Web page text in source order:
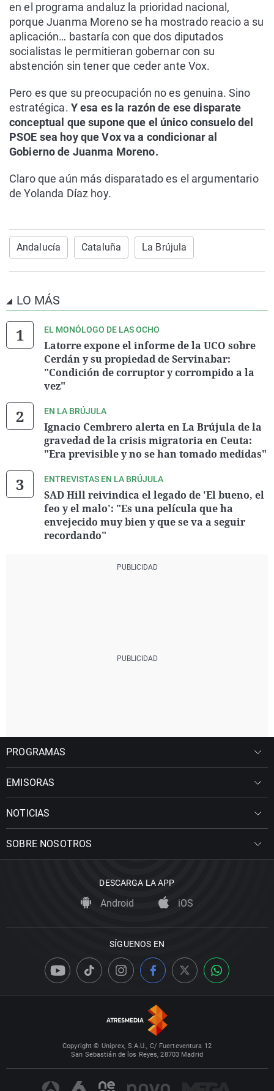
en el programa andaluz la prioridad nacional,
porque Juanma Moreno se ha mostrado reacio a su
aplicación… bastaría con que dos diputados
socialistas le permitieran gobernar con su
abstención sin tener que ceder ante Vox.
Pero es que su preocupación no es genuina. Sino
estratégica. Y esa es la razón de ese disparate
conceptual que supone que el único consuelo del
PSOE sea hoy que Vox va a condicionar al
Gobierno de Juanma Moreno.
Claro que aún más disparatado es el argumentario
de Yolanda Díaz hoy.
Andalucía Cataluña La Brújula
LO MÁS
EL MONÓLOGO DE LAS OCHO
Latorre expone el informe de la UCO sobre
Cerdán y su propiedad de Servinabar:
"Condición de corruptor y corrompido a la
vez"
EN LA BRÚJULA
Ignacio Cembrero alerta en La Brújula de la
gravedad de la crisis migratoria en Ceuta:
"Era previsible y no se han tomado medidas"
ENTREVISTAS EN LA BRÚJULA
SAD Hill reivindica el legado de 'El bueno, el
feo y el malo': "Es una película que ha
envejecido muy bien y que se va a seguir
recordando"
PROGRAMAS
EMISORAS
NOTICIAS
SOBRE NOSOTROS
DESCARGA LA APP
Android iOS
SÍGUENOS EN
Copyright © Uniprex, S.A.U., C/ Fuerteventura 12
San Sebastián de los Reyes, 28703 Madrid